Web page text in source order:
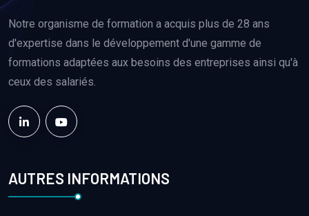
Notre organisme de formation a acquis plus de 28 ans
d'expertise dans le développement d'une gamme de
formations adaptées aux besoins des entreprises ainsi qu'à
ceux des salariés.
AUTRES INFORMATIONS